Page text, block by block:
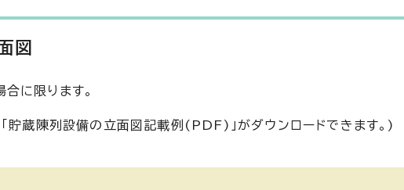
図
に限ります。
貯蔵陳列設備の立面図記載例(PDF)」がダウンロードできます。)